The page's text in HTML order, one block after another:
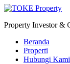
Property Investor &
Beranda
Properti
Hubungi Kami